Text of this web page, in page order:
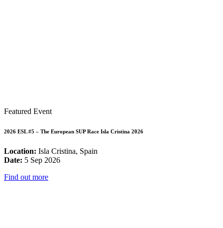
Featured Event
2026 ESL #5 – The European SUP Race Isla Cristina 2026
Location: Isla Cristina, Spain
Date: 5 Sep 2026
Find out more